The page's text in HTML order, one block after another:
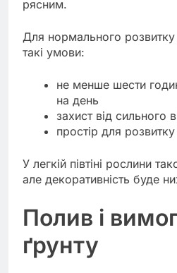
рясним.
Для нормального розвитку
такі умови:
не менше шести
на день
захист від сильного
простір для
У легкій півтіні рослини
але декоративність буде
Полив і
ґрунту